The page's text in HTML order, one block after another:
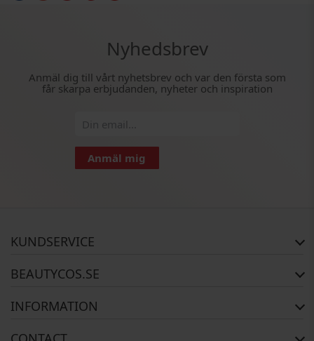
Nyhedsbrev
Anmäl dig till vårt nyhetsbrev och var den första som
får skarpa erbjudanden, nyheter och inspiration
Anmäl mig
KUNDSERVICE
BEAUTYCOS.SE
INFORMATION